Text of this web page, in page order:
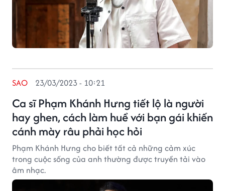
Ca sĩ Phạm Khánh Hưng tiết lộ là người
hay ghen, cách làm huề với bạn gái khiến
cánh mày râu phải học hỏi
SAO 23/03/2023 - 10:21
Phạm Khánh Hưng cho biết tất cả những cảm xúc
trong cuộc sống của anh thường được truyền tải vào
âm nhạc.